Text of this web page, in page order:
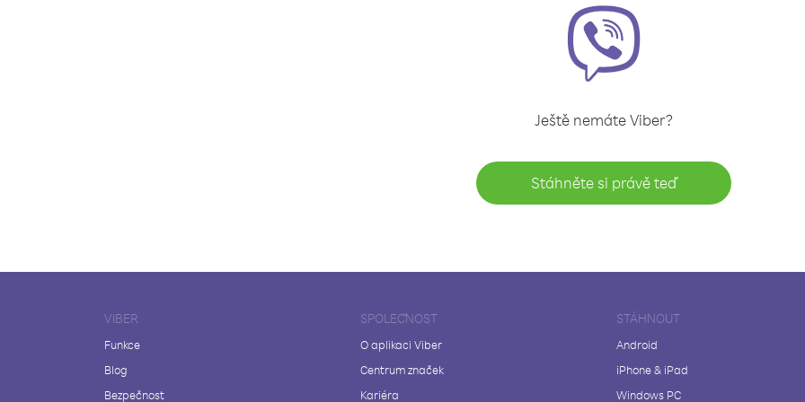
Ještě nemáte Viber?
Stáhněte si právě teď
VIBER
Funkce
Blog
Bezpečnost
SPOLEČNOST
O aplikaci Viber
Centrum značek
Kariéra
STÁHNOUT
Android
iPhone & iPad
Windows PC